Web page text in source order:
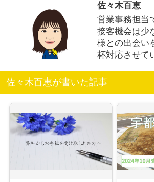
佐々木百恵
営業事務担当
接客機会は少
様との出会い
杯対応させて
佐々木百恵が書いた記事